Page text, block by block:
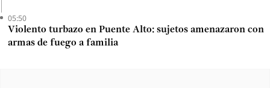
05:50
Violento turbazo en Puente Alto: sujetos amenazaron con
armas de fuego a familia